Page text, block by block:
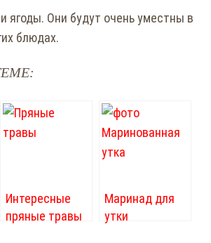
ягоды. Они будут очень уместны в
блюдах.
Интересные
пряные травы
Маринад для
утки